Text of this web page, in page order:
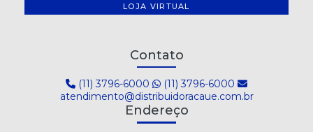
LOJA VIRTUAL
Contato
(11) 3796-6000
(11) 3796-6000
atendimento@distribuidoracaue.com.br
Endereço